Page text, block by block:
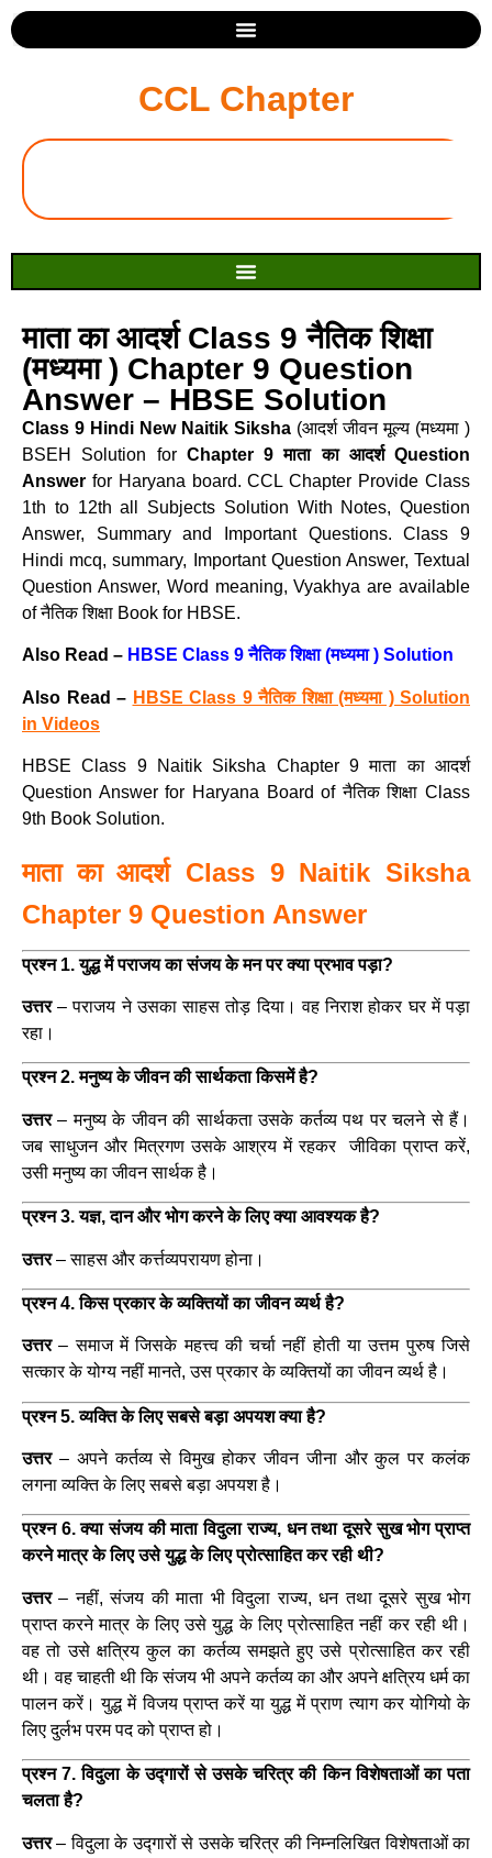
CCL Chapter
माता का आदर्श Class 9 नैतिक शिक्षा
(मध्यमा ) Chapter 9 Question
Answer – HBSE Solution
Class 9 Hindi New Naitik Siksha (आदर्श जीवन मूल्य (मध्यमा )
BSEH Solution for Chapter 9 माता का आदर्श Question
Answer for Haryana board. CCL Chapter Provide Class
1th to 12th all Subjects Solution With Notes, Question
Answer, Summary and Important Questions. Class 9
Hindi mcq, summary, Important Question Answer, Textual
Question Answer, Word meaning, Vyakhya are available
of नैतिक शिक्षा Book for HBSE.
Also Read – HBSE Class 9 नैतिक शिक्षा (मध्यमा ) Solution
Also Read – HBSE Class 9 नैतिक शिक्षा (मध्यमा ) Solution
in Videos
HBSE Class 9 Naitik Siksha Chapter 9 माता का आदर्श
Question Answer for Haryana Board of नैतिक शिक्षा Class
9th Book Solution.
माता का आदर्श Class 9 Naitik Siksha
Chapter 9 Question Answer
प्रश्न 1. युद्ध में पराजय का संजय के मन पर क्या प्रभाव पड़ा?
उत्तर– पराजय ने उसका साहस तोड़ दिया। वह निराश होकर घर में पड़ा
रहा।
प्रश्न 2. मनुष्य के जीवन की सार्थकता किसमें है?
उत्तर– मनुष्य के जीवन की सार्थकता उसके कर्तव्य पथ पर चलने से हैं।
जब साधुजन और मित्रगण उसके आश्रय में रहकर जीविका प्राप्त करें,
उसी मनुष्य का जीवन सार्थक है।
प्रश्न 3. यज्ञ, दान और भोग करने के लिए क्या आवश्यक है?
उत्तर– साहस और कर्त्तव्यपरायण होना।
प्रश्न 4. किस प्रकार के व्यक्तियों का जीवन व्यर्थ है?
उत्तर– समाज में जिसके महत्त्व की चर्चा नहीं होती या उत्तम पुरुष जिसे
सत्कार के योग्य नहीं मानते, उस प्रकार के व्यक्तियों का जीवन व्यर्थ है।
प्रश्न 5. व्यक्ति के लिए सबसे बड़ा अपयश क्या है?
उत्तर– अपने कर्तव्य से विमुख होकर जीवन जीना और कुल पर कलंक
लगना व्यक्ति के लिए सबसे बड़ा अपयश है।
प्रश्न 6. क्या संजय की माता विदुला राज्य, धन तथा दूसरे सुख भोग प्राप्त
करने मात्र के लिए उसे युद्ध के लिए प्रोत्साहित कर रही थी?
उत्तर– नहीं, संजय की माता भी विदुला राज्य, धन तथा दूसरे सुख भोग
प्राप्त करने मात्र के लिए उसे युद्ध के लिए प्रोत्साहित नहीं कर रही थी।
वह तो उसे क्षत्रिय कुल का कर्तव्य समझते हुए उसे प्रोत्साहित कर रही
थी। वह चाहती थी कि संजय भी अपने कर्तव्य का और अपने क्षत्रिय धर्म का
पालन करें। युद्ध में विजय प्राप्त करें या युद्ध में प्राण त्याग कर योगियो के
लिए दुर्लभ परम पद को प्राप्त हो।
प्रश्न 7. विदुला के उद्गारों से उसके चरित्र की किन विशेषताओं का पता
चलता है?
उत्तर– विदुला के उद्गारों से उसके चरित्र की निम्नलिखित विशेषताओं का